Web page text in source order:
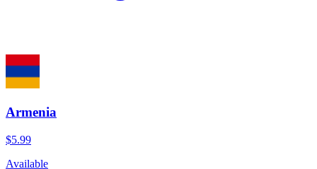
Armenia
$5.99
Available